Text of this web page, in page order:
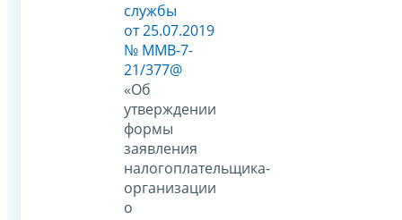
службы
от 25.07.2019
№ ММВ-7-
21/377@
«Об
утверждении
формы
заявления
налогоплательщика-
организации
о